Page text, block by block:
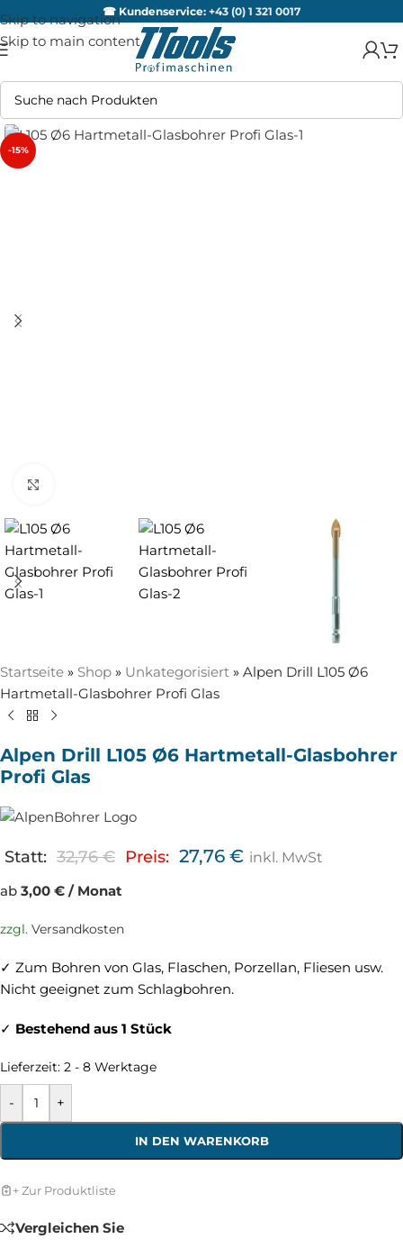
Skip to navigation
Skip to main content
☎ Kundenservice: +43 (0) 1 321 0017
-15%
Startseite » Shop » Unkategorisiert » Alpen Drill L105 Ø6
Hartmetall-Glasbohrer Profi Glas
Alpen Drill L105 Ø6 Hartmetall-Glasbohrer
Profi Glas
Statt: 32,76€ Preis: 27,76 € inkl. MwSt
ab 3,00 € / Monat
zzgl. Versandkosten
✓ Zum Bohren von Glas, Flaschen, Porzellan, Fliesen usw.
Nicht geeignet zum Schlagbohren.
✓ Bestehend aus 1 Stück
Lieferzeit: 2 - 8 Werktage
- +
IN DEN WARENKORB
+ Zur Produktliste
Vergleichen Sie